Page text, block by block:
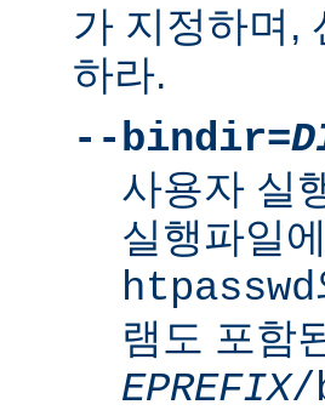
가 지정하며,
하라.
--bindir=
사용자 실
실행파일
htpasswd
램도 포함
EPREFIX/